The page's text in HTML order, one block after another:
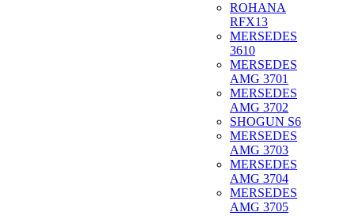
ROHANA
RFX13
MERSEDES
3610
MERSEDES
AMG 3701
MERSEDES
AMG 3702
SHOGUN S6
MERSEDES
AMG 3703
MERSEDES
AMG 3704
MERSEDES
AMG 3705